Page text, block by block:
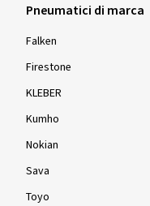
Pneumatici di marca
Falken
Firestone
KLEBER
Kumho
Nokian
Sava
Toyo